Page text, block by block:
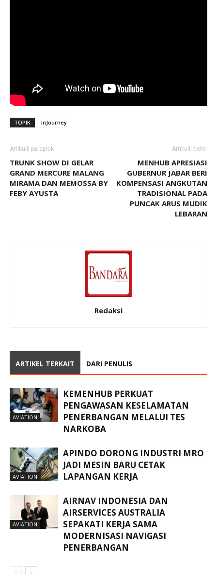
TOPIK InJourney
Artikulli paraprak
TRUNK SHOW DI GELAR
GRAND MERCURE MALANG
MIRAMA DAN MEMOSSA BY
FEBY AYUSTA
Artikulli tjetër
MENHUB APRESIASI
GUBERNUR JABAR BERI
KOMPENSASI ANGKUTAN
TRADISIONAL PADA
PUNCAK ARUS MUDIK
LEBARAN
Redaksi
ARTIKEL TERKAIT DARI PENULIS
AVIATION
KEMENHUB PERKUAT
PENGAWASAN KESELAMATAN
PENERBANGAN MELALUI TES
NARKOBA
AVIATION
APINDO DORONG INDUSTRI MRO
JADI MESIN BARU CETAK
LAPANGAN KERJA
AVIATION
AIRNAV INDONESIA DAN
AIRSERVICES AUSTRALIA
SEPAKATI KERJA SAMA
MODERNISASI NAVIGASI
PENERBANGAN